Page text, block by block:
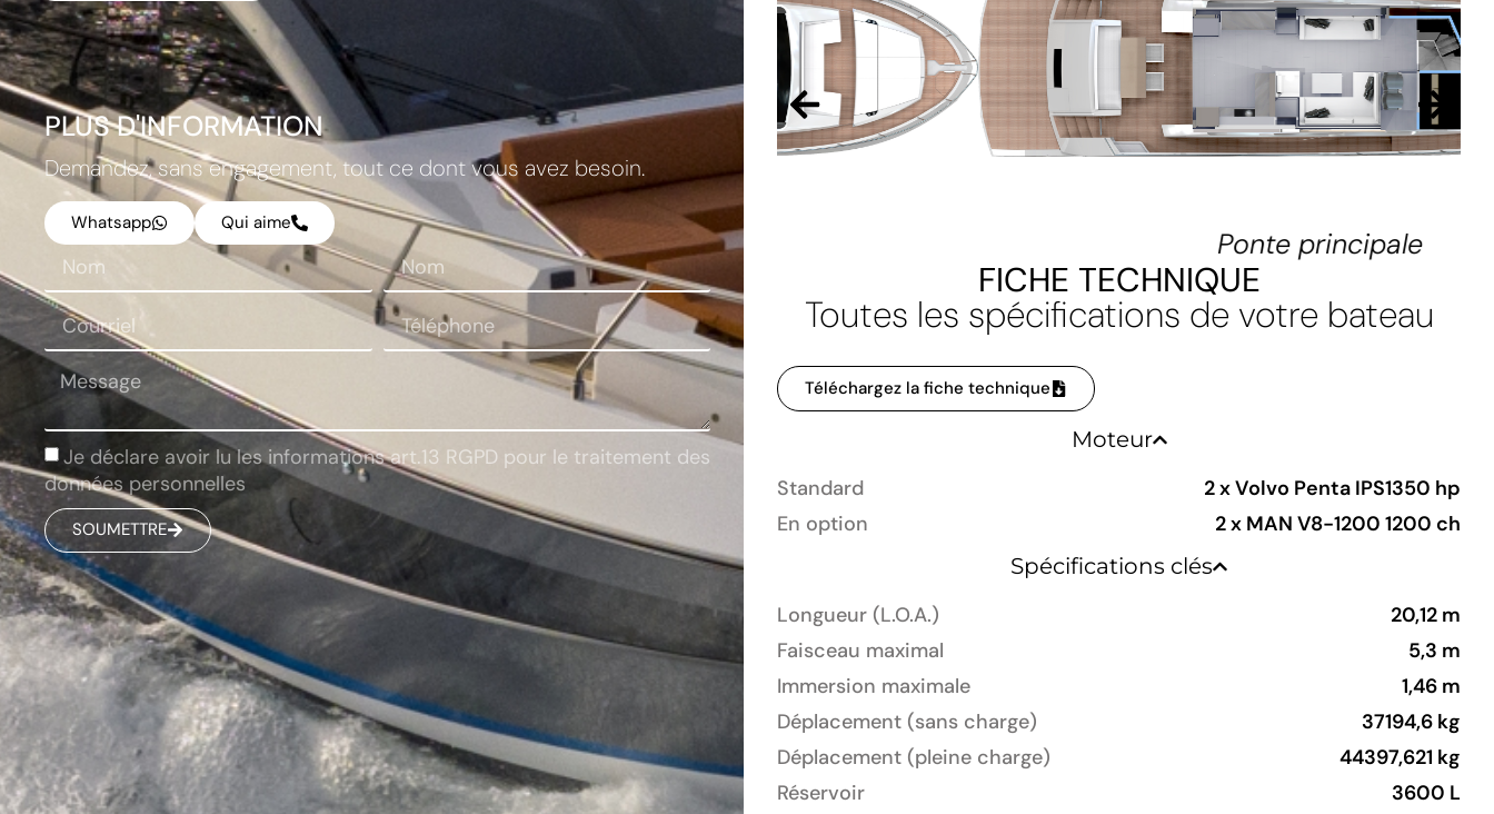
PLUS D'INFORMATION
Demandez, sans engagement, tout ce dont vous avez besoin.
Whatsapp Qui aime
Je déclare avoir lu les informations art.13 RGPD pour le traitement des
données personnelles
SOUMETTRE
Ponte scoperto Ponte principale
FICHE TECHNIQUE
Toutes les spécifications de votre bateau
Téléchargez la fiche technique
Moteur
Standard
2 x Volvo Penta IPS1350 hp
En option
2 x MAN V8-1200 1200 ch
Spécifications clés
Longueur (L.O.A.)
20,12 m
Faisceau maximal
5,3 m
Immersion maximale
1,46 m
Déplacement (sans charge)
37194,6 kg
Déplacement (pleine charge)
44397,621 kg
Réservoir
3600 L